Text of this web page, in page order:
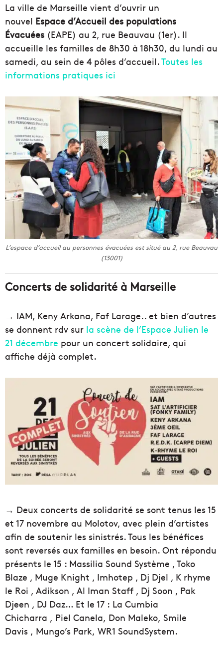
La ville de Marseille vient d’ouvrir un
nouvel Espace d’Accueil des populations
Évacuées (EAPE) au 2, rue Beauvau (1er). Il
accueille les familles de 8h30 à 18h30, du lundi au
samedi, au sein de 4 pôles d’accueil.Toutes les
informations pratiques ici
L’espace d’accueil au personnes évacuées est situé au 2, rue Beauvau
(13001)
Concerts de solidarité à Marseille
→ IAM, Keny Arkana, Faf Larage.. et bien d’autres
se donnent rdv sur la scène de l’Espace Julien le
21 décembre pour un concert solidaire, qui
affiche déjà complet.
→ Deux concerts de solidarité se sont tenus les 15
et 17 novembre au Molotov, avec plein d’artistes
afin de soutenir les sinistrés. Tous les bénéfices
sont reversés aux familles en besoin. Ont répondu
présents le 15 : Massilia Sound Système , Toko
Blaze , Muge Knight , Imhotep , Dj Djel , K rhyme
le Roi , Adikson , Al Iman Staff , Dj Soon , Pak
Djeen , DJ Daz… Et le 17 : La Cumbia
Chicharra , Piel Canela, Don Maleko, Smile
Davis , Mungo’s Park, WR1 SoundSystem.